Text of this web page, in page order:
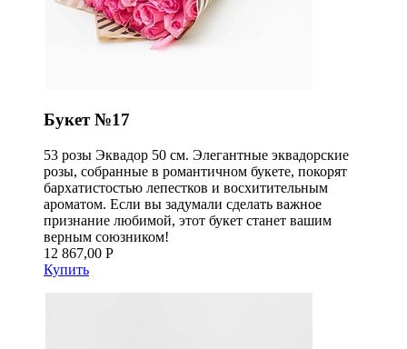
Букет №17
53 розы Эквадор 50 см. Элегантные эквадорские
розы, собранные в романтичном букете, покорят
бархатистостью лепестков и восхитительным
ароматом. Если вы задумали сделать важное
признание любимой, этот букет станет вашим
верным союзником!
12 867,00 Р
Купить